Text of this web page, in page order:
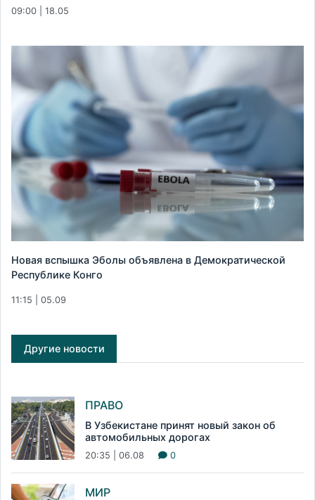
09:00 | 18.05
Новая вспышка Эболы объявлена в Демократической
Республике Конго
11:15 | 05.09
Другие новости
ПРАВО
В Узбекистане принят новый закон об
автомобильных дорогах
20:35 | 06.08 0
МИР